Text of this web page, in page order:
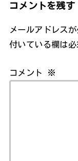
コメントを残す
メールアドレス
付いている欄は
コメント ※